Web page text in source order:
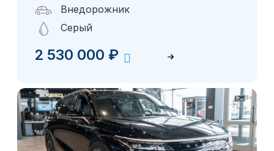
Внедорожник
Серый
2 530 000 ₽